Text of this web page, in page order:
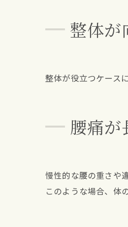
整体が
整体が役立つケース
腰痛が
慢性的な腰の重さや
このような場合、体